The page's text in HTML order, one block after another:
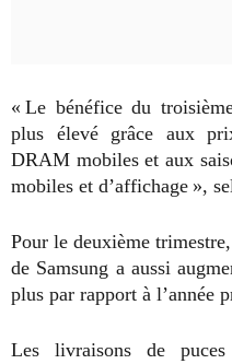
« Le bénéfice du
plus élevé grâce aux
DRAM mobiles et aux
mobiles et d’affichage »,
Pour le deuxième
de Samsung a aussi
plus par rapport à l’année
Les livraisons de